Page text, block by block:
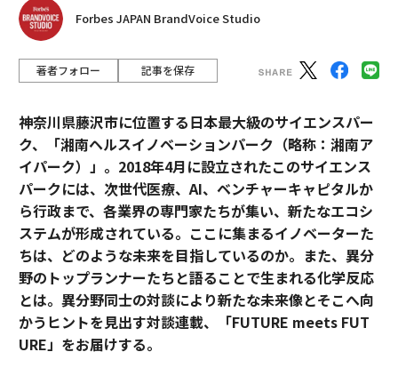
Forbes JAPAN BrandVoice Studio
著者フォロー 記事を保存
神奈川県藤沢市に位置する日本最大級のサイエンスパー
ク、「湘南ヘルスイノベーションパーク（略称：湘南ア
イパーク）」。2018年4月に設立されたこのサイエンス
パークには、次世代医療、AI、ベンチャーキャピタルか
ら行政まで、各業界の専門家たちが集い、新たなエコシ
ステムが形成されている。ここに集まるイノベーターた
ちは、どのような未来を目指しているのか。また、異分
野のトップランナーたちと語ることで生まれる化学反応
とは。異分野同士の対談により新たな未来像とそこへ向
かうヒントを見出す対談連載、「FUTURE meets FUT
URE」をお届けする。